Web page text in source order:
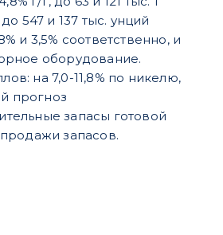
547 и 137 тыс. унций
и 3,5% соответственно, и
оборудование.
на 7,0-11,8% по никелю,
прогноз
запасы готовой
запасов.